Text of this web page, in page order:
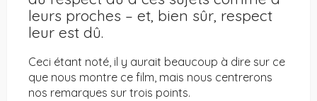
leurs proches – et, bien sûr, respect
leur est dû.
Ceci étant noté, il y aurait beaucoup à dire sur ce
que nous montre ce film, mais nous centrerons
nos remarques sur trois points.